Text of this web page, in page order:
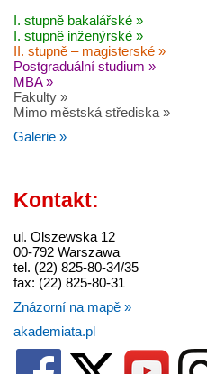
I. stupně bakalářské »
I. stupně inženýrské »
II. stupně – magisterské »
Postgraduální studium »
MBA »
Fakulty »
Mimo městská střediska »
Galerie »
Kontakt:
ul. Olszewska 12
00-792 Warszawa
tel. (22) 825-80-34/35
fax: (22) 825-80-31
Znázorní na mapě »
akademiata.pl